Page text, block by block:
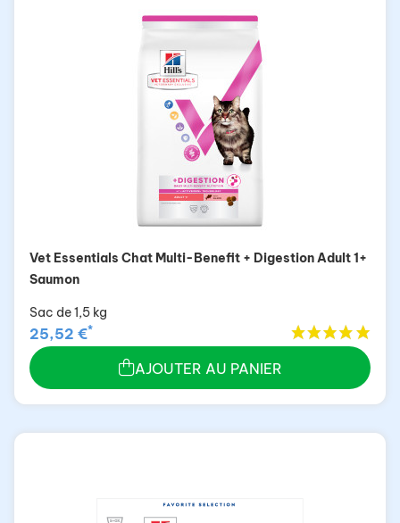
Vet Essentials Chat Multi-Benefit + Digestion Adult 1+
Saumon
Sac de 1,5 kg
25,52 €*
AJOUTER AU PANIER